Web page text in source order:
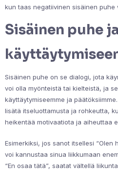
kun taas negatiivinen sisäinen puhe
Sisäinen puhe
Sisäinen puhe on se dialogi, jota
voi olla myönteistä tai kielteistä, ja
käyttäytymiseemme ja
lisätä itseluottamusta ja rohkeutta,
heikentää motivaatiota ja aiheuttaa
Esimerkiksi, jos sanot itsellesi “Olen
voi kannustaa sinua liikkumaan
“En osaa tätä”, saatat vältellä